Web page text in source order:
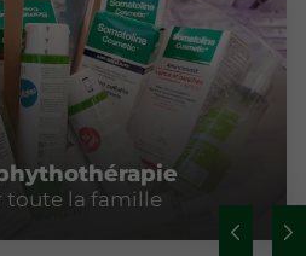
toute la famille